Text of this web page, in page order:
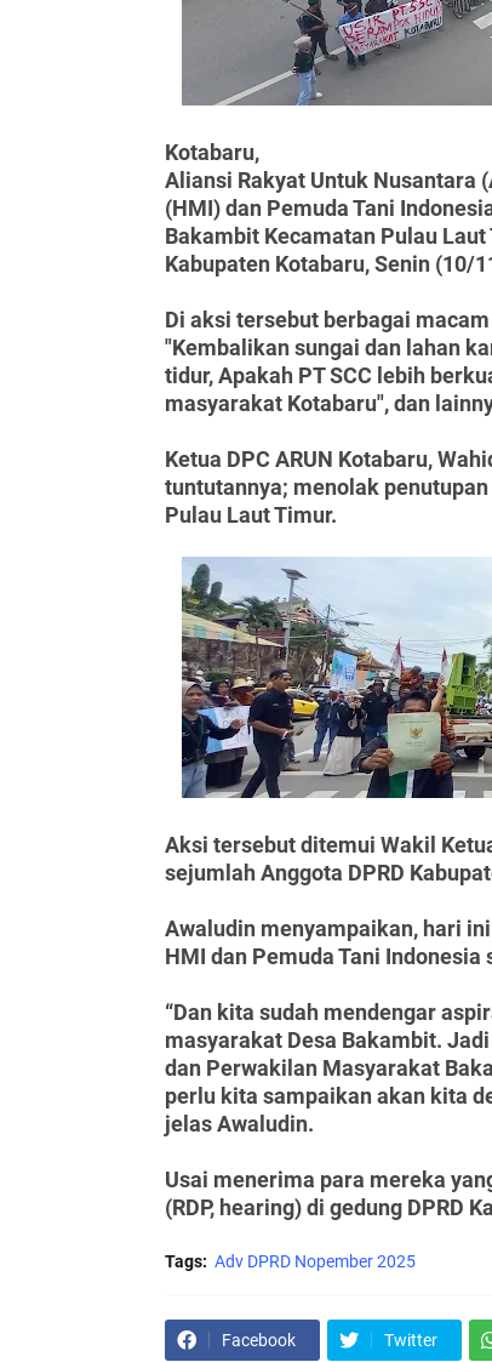
Kotabaru,
Aliansi Rakyat Untuk Nusantara
(HMI) dan Pemuda Tani
Bakambit Kecamatan Pulau
Kabupaten Kotabaru, Senin (10/
Di aksi tersebut berbagai
"Kembalikan sungai dan lahan
tidur, Apakah PT SCC lebih
masyarakat Kotabaru", dan
Ketua DPC ARUN Kotabaru,
tuntutannya; menolak
Pulau Laut Timur.
Aksi tersebut ditemui Wakil
sejumlah Anggota DPRD
Awaludin menyampaikan, hari
HMI dan Pemuda Tani
“Dan kita sudah mendengar
masyarakat Desa Bakambit.
dan Perwakilan Masyarakat
perlu kita sampaikan akan kita
jelas Awaludin.
Usai menerima para mereka
(RDP, hearing) di gedung DPRD
Tags: Adv DPRD Nopember 2025
Facebook Twitter